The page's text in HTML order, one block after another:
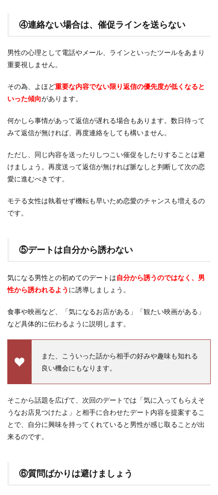
④連絡ない場合は、催促ラインを送らない
男性の心理として電話やメール、ラインといったツールをあまり
重要視しません。
その為、よほど重要な内容でない限り返信の優先度が低くなると
いった傾向があります。
何かしら事情があって返信が遅れる場合もあります。数日待って
みて返信が無ければ、再度連絡をしても構いません。
ただし、同じ内容を送ったりしつこい催促をしたりすることは避
けましょう。再度送って返信が無ければ脈なしと判断して次の恋
愛に進むべきです。
モテる女性は執着せず機転も早いため恋愛のチャンスも増えるの
です。
⑤デートは自分から誘わない
気になる男性との初めてのデートは自分から誘うのではなく、男
性から誘われるよう に誘導しましょう。
食事や映画など、「気になるお店がある」「観たい映画がある」
など具体的に伝わるように説明します。
また、こういった話から相手の好みや趣味も知れる
良い機会にもなります。
そこから話題を広げて、次回のデートでは「気に入ってもらえそ
うなお店見つけたよ」と相手に合わせたデート内容を提案するこ
とで、自分に興味を持ってくれていると男性が感じ取ることが出
来るのです。
⑥質問ばかりは避けましょう